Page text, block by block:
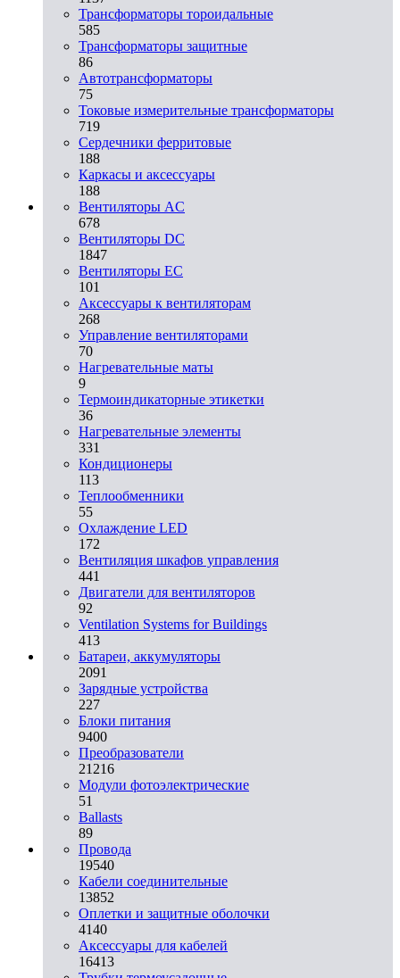
Трансформаторы тороидальные
585
Трансформаторы защитные
86
Автотрансформаторы
75
Токовые измерительные трансформаторы
719
Сердечники ферритовые
188
Каркасы и аксессуары
188
Вентиляторы AC
678
Вентиляторы DC
1847
Вентиляторы EC
101
Аксессуары к вентиляторам
268
Управление вентиляторами
70
Нагревательные маты
9
Термоиндикаторные этикетки
36
Нагревательные элементы
331
Кондиционеры
113
Теплообменники
55
Охлаждение LED
172
Вентиляция шкафов управления
441
Двигатели для вентиляторов
92
Ventilation Systems for Buildings
413
Батареи, аккумуляторы
2091
Зарядные устройства
227
Блоки питания
9400
Преобразователи
21216
Модули фотоэлектрические
51
Ballasts
89
Провода
19540
Кабели соединительные
13852
Оплетки и защитные оболочки
4140
Аксессуары для кабелей
16413